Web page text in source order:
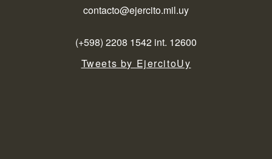
contacto@ejercito.mil.uy
(+598) 2208 1542 int. 12600
Tweets by EjercitoUy